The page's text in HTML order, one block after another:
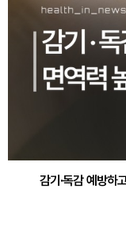
바쁜 아침,
감기·독감 예방하